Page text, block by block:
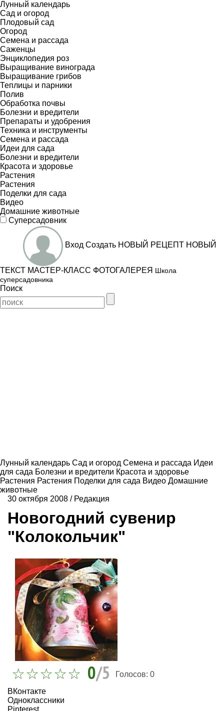
Лунный календарь
Сад и огород
Плодовый сад
Огород
Семена и рассада
Саженцы
Энциклопедия роз
Выращивание винограда
Выращивание грибов
Теплицы и парники
Полив
Обработка почвы
Болезни и вредители
Препараты и удобрения
Техника и инструменты
Семена и рассада
Идеи для сада
Болезни и вредители
Красота и здоровье
Растения
Растения
Поделки для сада
Видео
Домашние животные
Суперсадовник
Вход Создать НОВЫЙ РЕЦЕПТ НОВЫЙ
ТЕКСТ МАСТЕР-КЛАСС ФОТОГАЛЕРЕЯ Школа
суперсадовника
Поиск
Лунный календарь Сад и огород Семена и рассада Идеи
для сада Болезни и вредители Красота и здоровье
Растения Растения Поделки для сада Видео Домашние
животные
30 октября 2008 / Редакция
Новогодний сувенир
"Колокольчик"
0/5 Голосов: 0
ВКонтакте
Одноклассники
Pinterest